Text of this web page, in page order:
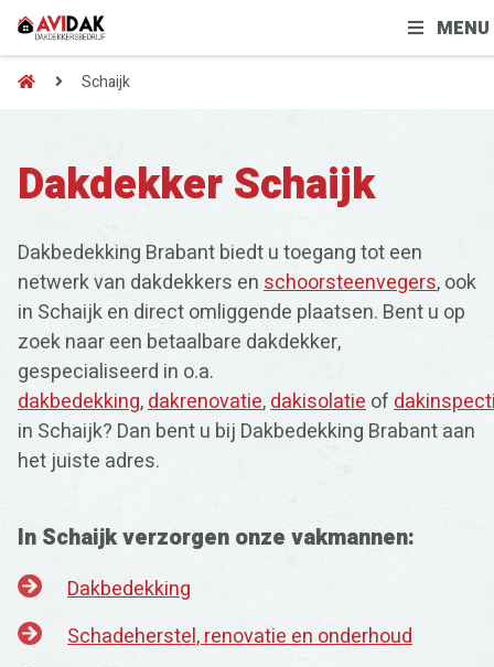
MENU
Schaijk
Dakdekker Schaijk
Dakbedekking Brabant biedt u toegang tot een
netwerk van dakdekkers enschoorsteenvegers, ook
in Schaijk en direct omliggende plaatsen. Bent u op
zoek naar een betaalbare dakdekker,
gespecialiseerd in o.a.
dakbedekking,dakrenovatie,dakisolatieof
in Schaijk? Dan bent u bij Dakbedekking Brabant aan
het juiste adres.
In Schaijk verzorgen onze vakmannen:
Dakbedekking
Schadeherstel, renovatie en onderhoud